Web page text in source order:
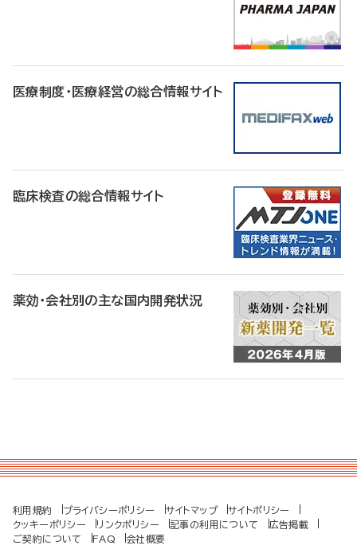
医療制度・医療経営の総合情報サイト
臨床検査の総合情報サイト
薬効・会社別の主な国内開発状況
利用規約 プライバシーポリシー サイトマップ
サイトポリシー
クッキーポリシー
リンクポリシー 記事の利用について
広告掲載
ご契約について
FAQ 会社概要